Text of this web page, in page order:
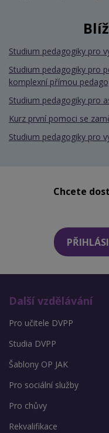
Studium pedagogiky pro
Studium pedagogiky pro
komplexní přímou
Studium pedagogiky pro
Kurz první pomoci se
Studium pedagogiky pro
Chcete
Další vzdělávání
Pro učitele DVPP
Studia DVPP
Šablony OP JAK
Pro sociální služby
Pro chůvy
Rekvalifikace